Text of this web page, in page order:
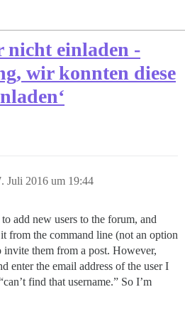
nicht einladen -
wir konnten diese
Juli 2016 um 19:44
add new users to the forum, and
from the command line (not an option
them from a post. However,
enter the email address of the user I
find that username.” So I’m